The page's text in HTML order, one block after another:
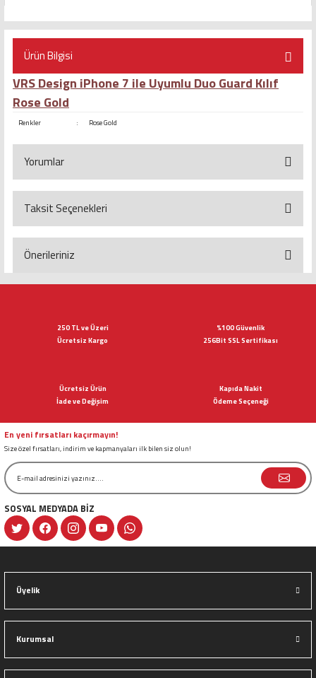
Ürün Bilgisi
VRS Design iPhone 7 ile Uyumlu Duo Guard Kılıf
Rose Gold
Renkler : Rose Gold
Yorumlar
Bu ürüne ilk yorumu siz yapın!
Taksit Seçenekleri
Önerileriniz
Ürün bilgilerinde hatalar bulunuyor.
Bu ürüne benzer farklı alternatifler olmalı.
250 TL ve Üzeri
Ücretsiz Kargo
%100 Güvenlik
256Bit SSL Sertifikası
Ücretsiz Ürün
İade ve Değişim
Kapıda Nakit
Ödeme Seçeneği
En yeni fırsatları kaçırmayın!
Size özel fırsatları, indirim ve kapmanyaları ilk bilen siz olun!
SOSYAL MEDYADA BİZ
Üyelik
Kurumsal